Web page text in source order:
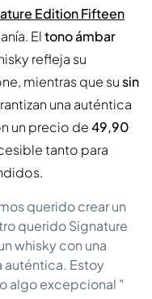
Edition Fifteen
Eltono ámbar
refleja su
mientras que susin
una auténtica
un precio de49,90
tanto para
querido crear un
querido Signature
whisky con una
auténtica. Estoy
algo excepcional "